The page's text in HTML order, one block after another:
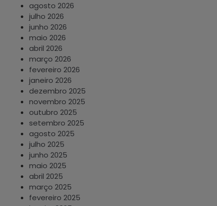
agosto 2026
julho 2026
junho 2026
maio 2026
abril 2026
março 2026
fevereiro 2026
janeiro 2026
dezembro 2025
novembro 2025
outubro 2025
setembro 2025
agosto 2025
julho 2025
junho 2025
maio 2025
abril 2025
março 2025
fevereiro 2025